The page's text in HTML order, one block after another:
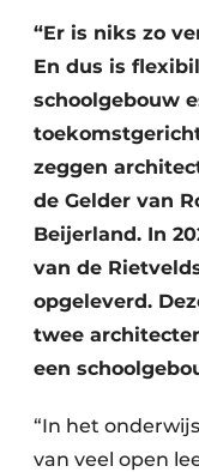
“Er is niks zo
En dus is
schoolgebouw
zeggen
de Gelder van
Beijerland. In
van de
opgeleverd.
twee
een
“In het
van veel open